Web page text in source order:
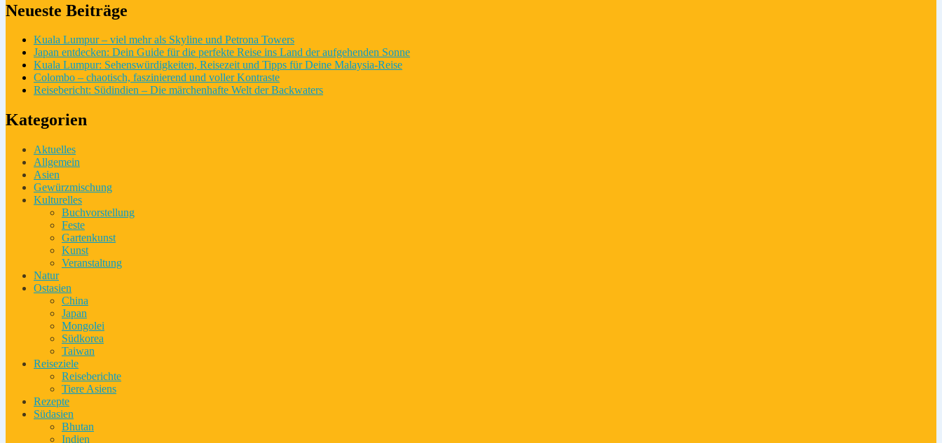
Neueste Beiträge
Kuala Lumpur – viel mehr als Skyline und Petrona Towers
Japan entdecken: Dein Guide für die perfekte Reise ins Land der aufgehenden Sonne
Kuala Lumpur: Sehenswürdigkeiten, Reisezeit und Tipps für Deine Malaysia-Reise
Colombo – chaotisch, faszinierend und voller Kontraste
Reisebericht: Südindien – Die märchenhafte Welt der Backwaters
Kategorien
Aktuelles
Allgemein
Asien
Gewürzmischung
Kulturelles
Buchvorstellung
Feste
Gartenkunst
Kunst
Veranstaltung
Natur
Ostasien
China
Japan
Mongolei
Südkorea
Taiwan
Reiseziele
Reiseberichte
Tiere Asiens
Rezepte
Südasien
Bhutan
Indien